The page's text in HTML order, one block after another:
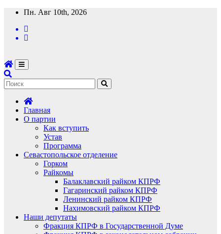
Перейти
содержимому
Пн. Авг 10th, 2026
Главная
О партии
Как вступить
Устав
Программа
Севастопольское отделение
Горком
Райкомы
Балаклавский райком КПРФ
Гагаринский райком КПРФ
Ленинский райком КПРФ
Нахимовский райком КПРФ
Наши депутаты
Фракция КПРФ в Государственной Думе